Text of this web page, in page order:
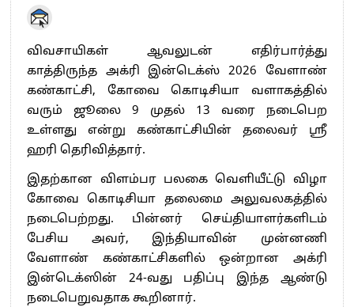
விவசாயிகள் ஆவலுடன் எதிர்பார்த்து
காத்திருந்த அக்ரி இன்டெக்ஸ் 2026 வேளாண்
கண்காட்சி, கோவை கொடிசியா வளாகத்தில்
வரும் ஜூலை 9 முதல் 13 வரை நடைபெற
உள்ளது என்று கண்காட்சியின் தலைவர் ஸ்ரீ
ஹரி தெரிவித்தார்.
இதற்கான விளம்பர பலகை வெளியீட்டு விழா
கோவை கொடிசியா தலைமை அலுவலகத்தில்
நடைபெற்றது. பின்னர் செய்தியாளர்களிடம்
பேசிய அவர், இந்தியாவின் முன்னணி
வேளாண் கண்காட்சிகளில் ஒன்றான அக்ரி
இன்டெக்ஸின் 24-வது பதிப்பு இந்த ஆண்டு
நடைபெறுவதாக கூறினார்.